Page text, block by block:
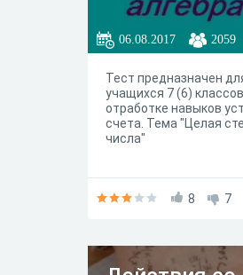
06.08.2017 2059
Тест предназначен
учащихся 7 (6)
отработке навыков
счета. Тема "Целая
числа"
8 7